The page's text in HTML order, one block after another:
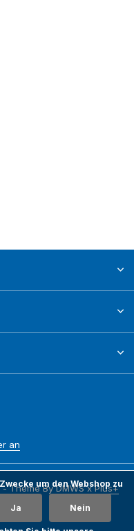
an
- Theme ByDMWSxPlus+
um den Webshop zu
Ja Nein